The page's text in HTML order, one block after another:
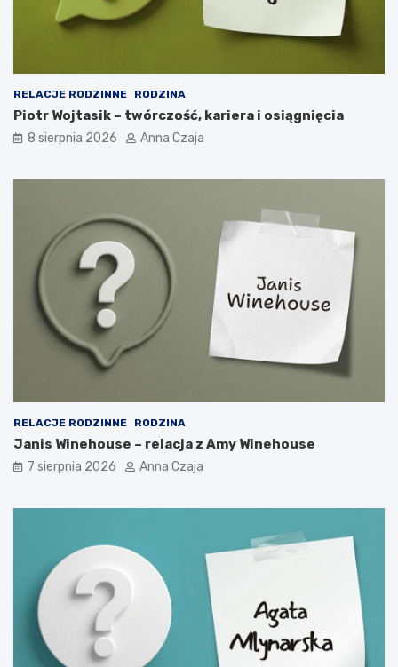
RELACJE RODZINNE RODZINA
Piotr Wojtasik – twórczość, kariera i osiągnięcia
8 sierpnia 2026 Anna Czaja
RELACJE RODZINNE RODZINA
Janis Winehouse – relacja z Amy Winehouse
7 sierpnia 2026 Anna Czaja